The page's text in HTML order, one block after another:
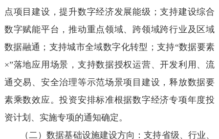
点项目建设，提升数字经济发展能级；支持建设综合
数字赋能平台，推动重点领域、跨领域跨行业及区域
数据融通；支持城市全域数字化转型；支持“数据要素
×”落地应用场景，支持数据授权运营、开发利用、流
通交易、安全治理等示范场景项目建设，释放数据要
素乘数效应。投资安排标准根据数字经济专项年度投
资计划、实施专项的通知确定。
（二）数据基础设施建设方向：支持省级、行业、